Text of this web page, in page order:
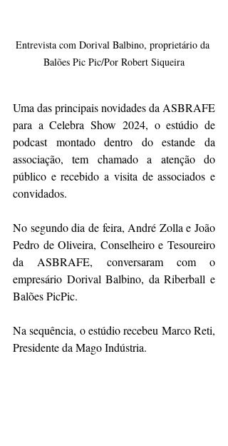
Entrevista com Dorival Balbino, proprietário da
Balões Pic Pic/Por Robert Siqueira
Uma das principais novidades da ASBRAFE
para a Celebra Show 2024, o estúdio de
podcast montado dentro do estande da
associação, tem chamado a atenção do
público e recebido a visita de associados e
convidados.
No segundo dia de feira, André Zolla e João
Pedro de Oliveira, Conselheiro e Tesoureiro
da ASBRAFE, conversaram com o
empresário Dorival Balbino, da Riberball e
Balões PicPic.
Na sequência, o estúdio recebeu Marco Reti,
Presidente da Mago Indústria.